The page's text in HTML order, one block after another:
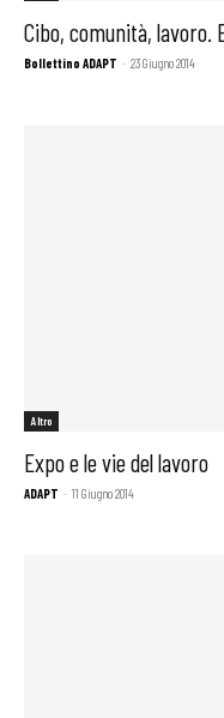
Cibo, comunità, lavoro.
Bollettino ADAPT - 23 Giugno 2014
Altro
Expo e le vie del lavoro
ADAPT - 11 Giugno 2014